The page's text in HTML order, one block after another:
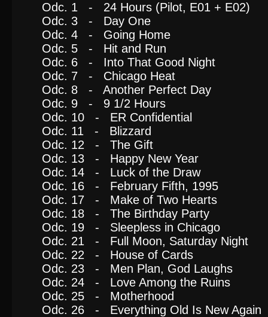
Odc. 1 - 24 Hours (Pilot, E01 + E02)
Odc. 3 - Day One
Odc. 4 - Going Home
Odc. 5 - Hit and Run
Odc. 6 - Into That Good Night
Odc. 7 - Chicago Heat
Odc. 8 - Another Perfect Day
Odc. 9 - 9 1/2 Hours
Odc. 10 - ER Confidential
Odc. 11 - Blizzard
Odc. 12 - The Gift
Odc. 13 - Happy New Year
Odc. 14 - Luck of the Draw
Odc. 16 - February Fifth, 1995
Odc. 17 - Make of Two Hearts
Odc. 18 - The Birthday Party
Odc. 19 - Sleepless in Chicago
Odc. 21 - Full Moon, Saturday Night
Odc. 22 - House of Cards
Odc. 23 - Men Plan, God Laughs
Odc. 24 - Love Among the Ruins
Odc. 25 - Motherhood
Odc. 26 - Everything Old Is New Again